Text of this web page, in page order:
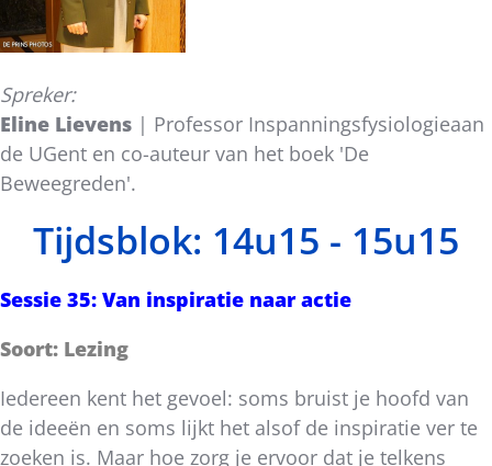
Spreker:
Eline Lievens | Professor Inspanningsfysiologieaan
de UGent en co-auteur van het boek 'De
Beweegreden'.
Tijdsblok: 14u15 - 15u15
Sessie 35: Van inspiratie naar actie
Soort: Lezing
Iedereen kent het gevoel: soms bruist je hoofd van
de ideeën en soms lijkt het alsof de inspiratie ver te
zoeken is. Maar hoe zorg je ervoor dat je telkens